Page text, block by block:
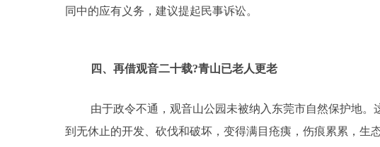
同中的应有义务，建议提起民事诉讼。
四、再借观音二十载?青山已老人更老
由于政令不通，观音山公园未被纳入东莞市自然保护地
到无休止的开发、砍伐和破坏，变得满目疮痍，伤痕累累，生